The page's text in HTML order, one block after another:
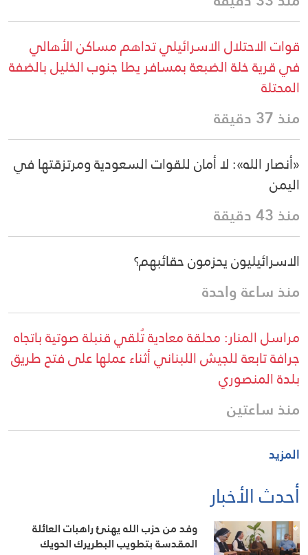
قوات الاحتلال الاسرائيلي تداهم مساكن الأهالي
في قرية خلة الضبعة بمسافر يطا جنوب الخليل بالضفة
المحتلة
منذ 37 دقيقة
«أنصار الله»: لا أمان للقوات السعودية ومرتزقتها في
اليمن
منذ 43 دقيقة
الاسرائيليون يحزمون حقائبهم؟
منذ ساعة واحدة
مراسل المنار: محلقة معادية تُلقي قنبلة صوتية باتجاه
جرافة تابعة للجيش اللبناني أثناء عملها على فتح طريق
بلدة المنصوري
منذ ساعتين
المزيد
أحدث الأخبار
وفد من حزب الله يهنئ راهبات العائلة
المقدسة بتطويب البطريرك الحويك